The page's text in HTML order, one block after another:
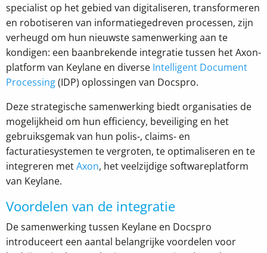
specialist op het gebied van digitaliseren, transformeren
en robotiseren van informatiegedreven processen, zijn
verheugd om hun nieuwste samenwerking aan te
kondigen: een baanbrekende integratie tussen het Axon-
platform van Keylane en diverse Intelligent Document
Processing(IDP) oplossingen van Docspro.
Deze strategische samenwerking biedt organisaties de
mogelijkheid om hun efficiency, beveiliging en het
gebruiksgemak van hun polis-, claims- en
facturatiesystemen te vergroten, te optimaliseren en te
integreren metAxon, het veelzijdige softwareplatform
van Keylane.
Voordelen van de integratie
De samenwerking tussen Keylane en Docspro
introduceert een aantal belangrijke voordelen voor